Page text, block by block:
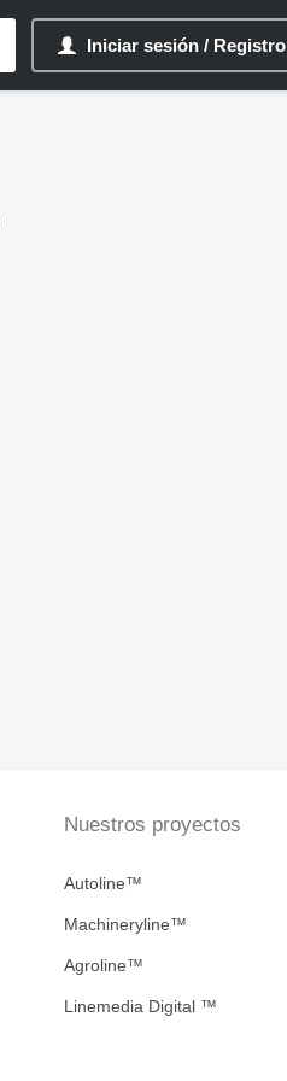
Iniciar sesión / Registro
Nuestros proyectos
Autoline™
Machineryline™
Agroline™
Linemedia Digital ™